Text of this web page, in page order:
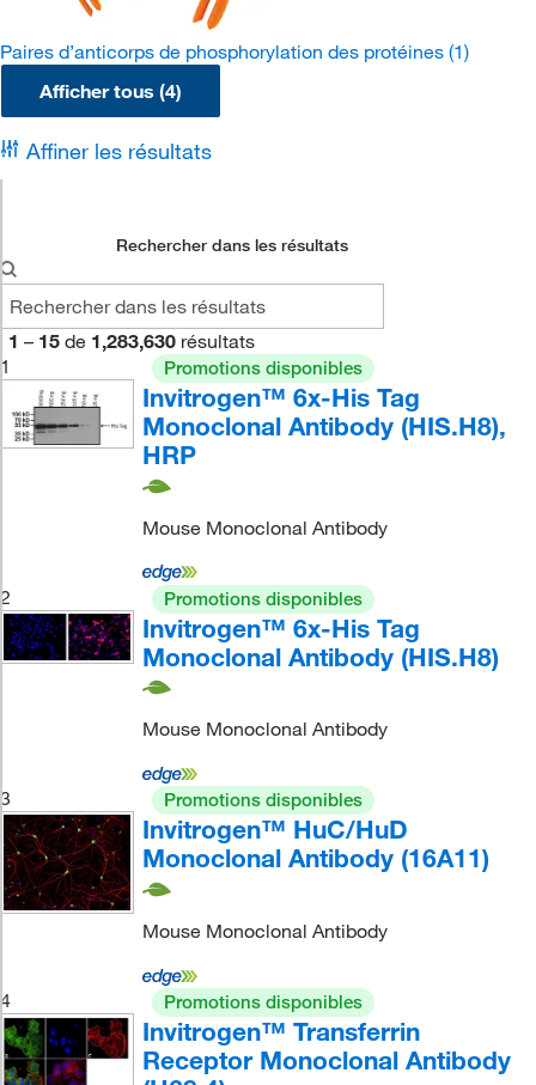
Paires d’anticorps de phosphorylation des protéines (1)
Afficher tous (4)
Affiner les résultats
Rechercher dans les résultats
1 – 15 de 1,283,630 résultats
1
Promotions disponibles
Invitrogen™ 6x-His Tag
Monoclonal Antibody (HIS.H8),
HRP
Mouse Monoclonal Antibody
2 Promotions disponibles
Invitrogen™ 6x-His Tag
Monoclonal Antibody (HIS.H8)
Mouse Monoclonal Antibody
3 Promotions disponibles
Invitrogen™ HuC/HuD
Monoclonal Antibody (16A11)
Mouse Monoclonal Antibody
4 Promotions disponibles
Invitrogen™ Transferrin
Receptor Monoclonal Antibody